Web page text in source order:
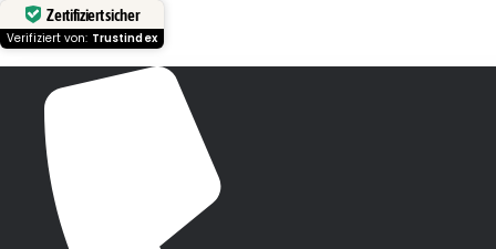
Zertifiziert sicher
Verifiziert von: Trustindex